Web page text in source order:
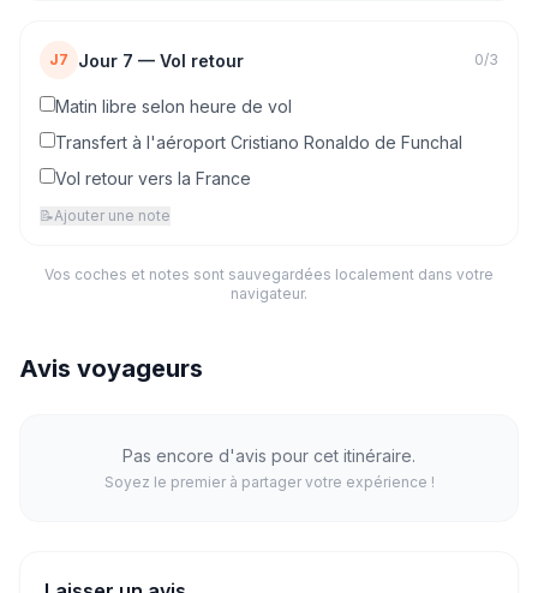
J7 Jour 7 — Vol retour 0/3
Matin libre selon heure de vol
Transfert à l'aéroport Cristiano Ronaldo de Funchal
Vol retour vers la France
📝Ajouter une note
Vos coches et notes sont sauvegardées localement dans votre
navigateur.
Avis voyageurs
Pas encore d'avis pour cet itinéraire.
Soyez le premier à partager votre expérience !